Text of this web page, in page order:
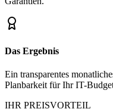
Das Ergebnis
Ein transparentes
Planbarkeit für Ihr IT-
IHR PREISVORTEIL